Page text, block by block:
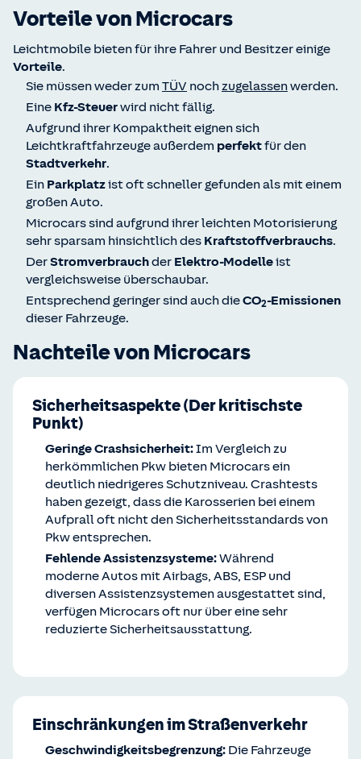
Hinweis:Die Höchstgeschwindigkeit kann vom
Hersteller TÜV-konform auf 25 km/h gedrosselt
werden.
Vorteile von Microcars
Leichtmobile bieten für ihre Fahrer und Besitzer einige
Vorteile.
Sie müssen weder zum TÜV noch zugelassenwerden.
Eine Kfz-Steuerwird nicht fällig.
Aufgrund ihrer Kompaktheit eignen sich
Leichtkraftfahrzeuge außerdem perfektfür den
Stadtverkehr.
Ein Parkplatzist oft schneller gefunden als mit einem
großen Auto.
Microcars sind aufgrund ihrer leichten Motorisierung
sehr sparsam hinsichtlich des Kraftstoffverbrauchs.
DerStromverbrauchder Elektro-Modelleist
vergleichsweise überschaubar.
Entsprechend geringer sind auch dieCO2-Emissionen
dieser Fahrzeuge.
Nachteile von Microcars
Sicherheitsaspekte (Der kritischste
Punkt)
Geringe Crashsicherheit:Im Vergleich zu
herkömmlichen Pkw bieten Microcars ein
deutlich niedrigeres Schutzniveau. Crashtests
haben gezeigt, dass die Karosserien bei einem
Aufprall oft nicht den Sicherheitsstandards von
Pkw entsprechen.
Fehlende Assistenzsysteme:Während
moderne Autos mit Airbags, ABS, ESP und
diversen Assistenzsystemen ausgestattet sind,
verfügen Microcars oft nur über eine sehr
reduzierte Sicherheitsausstattung.
Einschränkungen im Straßenverkehr
Geschwindigkeitsbegrenzung: Die Fahrzeuge